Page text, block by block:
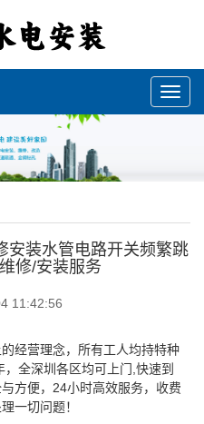
安装水管电路开关频繁跳
修/安装服务
11:42:56
经营理念，所有工人均持特种
全深圳各区均可上门,快速到
方便，24小时高效服务，收费
一切问题！